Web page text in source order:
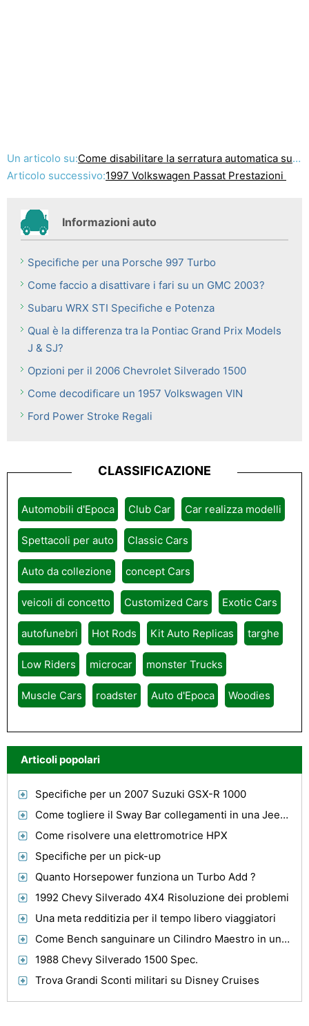
Un articolo su:Come disabilitare la serratura automatica su Subaru Outback
Articolo successivo:1997 Volkswagen Passat Prestazioni
Informazioni auto
Specifiche per una Porsche 997 Turbo
Come faccio a disattivare i fari su un GMC 2003?
Subaru WRX STI Specifiche e Potenza
Qual è la differenza tra la Pontiac Grand Prix Models
J & SJ?
Opzioni per il 2006 Chevrolet Silverado 1500
Come decodificare un 1957 Volkswagen VIN
Ford Power Stroke Regali
CLASSIFICAZIONE
Automobili d'Epoca Club Car Car realizza modelli
Spettacoli per auto Classic Cars
Auto da collezione concept Cars
veicoli di concetto Customized Cars Exotic Cars
autofunebri Hot Rods Kit Auto Replicas targhe
Low Riders microcar monster Trucks
Muscle Cars roadster Auto d'Epoca Woodies
Articoli popolari
Specifiche per un 2007 Suzuki GSX-R 1000
Come togliere il Sway Bar collegamenti in una Jeep Wrangler
Come risolvere una elettromotrice HPX
Specifiche per un pick-up
Quanto Horsepower funziona un Turbo Add ?
1992 Chevy Silverado 4X4 Risoluzione dei problemi
Una meta redditizia per il tempo libero viaggiatori
Come Bench sanguinare un Cilindro Maestro in una Ford Explorer
1988 Chevy Silverado 1500 Spec.
Trova Grandi Sconti militari su Disney Cruises